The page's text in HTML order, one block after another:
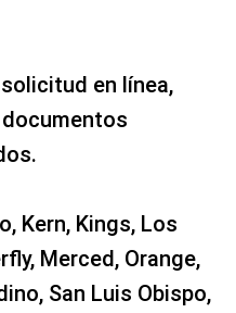
en línea,
Kern, Kings, Los
Merced, Orange,
San Luis Obispo,